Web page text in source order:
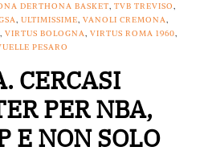
DERTHONA BASKET, TVB TREVISO,
, ULTIMISSIME, VANOLI CREMONA,
, VIRTUS BOLOGNA, VIRTUS ROMA 1960,
PESARO
CERCASI
PER NBA,
E NON SOLO